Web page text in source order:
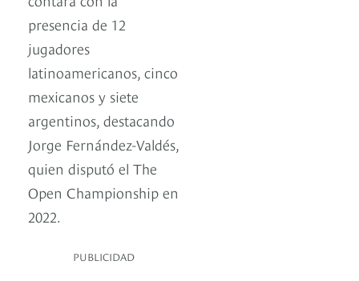
presencia de 12
jugadores
latinoamericanos, cinco
mexicanos y siete
argentinos, destacando
Jorge Fernández-Valdés,
quien disputó el The
Open Championship en
2022.
PUBLICIDAD